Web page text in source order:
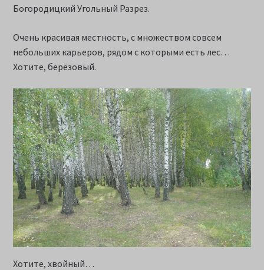
Богородицкий Угольный Разрез.
Очень красивая местность, с множеством совсем
небольших карьеров, рядом с которыми есть лес…
Хотите, берёзовый.
Хотите, хвойный…